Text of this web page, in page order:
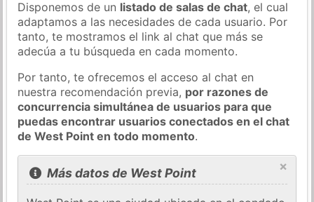
Disponemos de un listado de salas de chat, el cual
adaptamos a las necesidades de cada usuario. Por
tanto, te mostramos el link al chat que más se
adecúa a tu búsqueda en cada momento.
Por tanto, te ofrecemos el acceso al chat en
nuestra recomendación previa, por razones de
concurrencia simultánea de usuarios para que
puedas encontrar usuarios conectados en el chat
de West Point en todo momento.
×
Más datos de West Point